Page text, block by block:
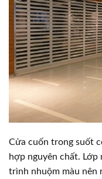
Cửa cuốn trong suốt
hợp nguyên chất. Lớp
trình nhuộm màu nên